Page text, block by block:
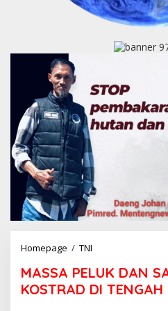
Homepage / TNI
S
S
A
MASSA PELUK DAN
KOSTRAD DI TENGAH